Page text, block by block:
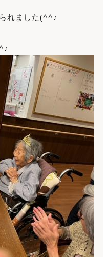
れました(^^♪